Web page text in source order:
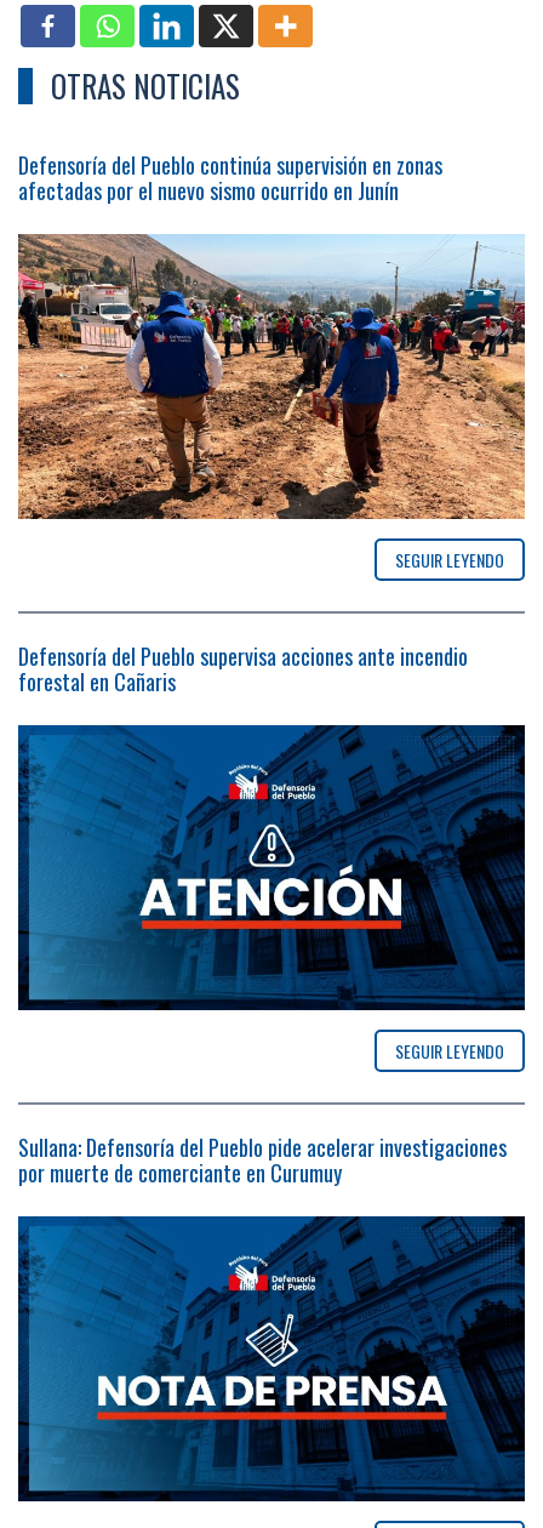
OTRAS NOTICIAS
Defensoría del Pueblo continúa supervisión en zonas
afectadas por el nuevo sismo ocurrido en Junín
SEGUIR LEYENDO
Defensoría del Pueblo supervisa acciones ante incendio
forestal en Cañaris
SEGUIR LEYENDO
Sullana: Defensoría del Pueblo pide acelerar investigaciones
por muerte de comerciante en Curumuy